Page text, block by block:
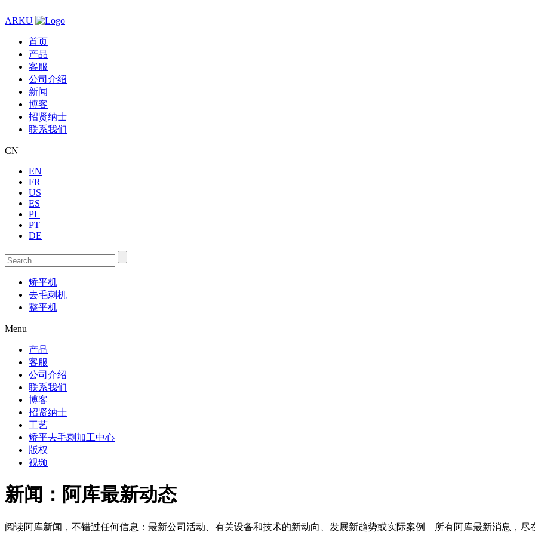
ARKU
首页
产品
客服
公司介绍
新闻
博客
招贤纳士
联系我们
CN
EN
FR
US
ES
PL
PT
DE
矫平机
去毛刺机
整平机
Menu
产品
客服
公司介绍
联系我们
博客
招贤纳士
工艺
矫平去毛刺加工中心
版权
视频
新闻：阿库最新动态
阅读阿库新闻，不错过任何信息：最新公司活动、有关设备和技术的新动向、发展新趋势或实际案例 – 所有阿库最新消息，尽